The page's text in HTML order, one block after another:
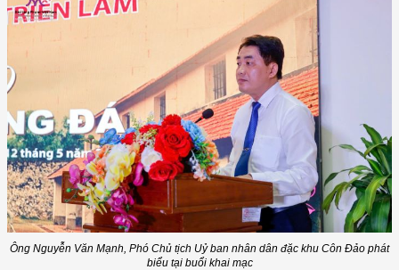
Ông Nguyễn Văn Mạnh, Phó Chủ tịch Uỷ ban nhân dân đặc khu Côn Đảo phát
biểu tại buổi khai mạc